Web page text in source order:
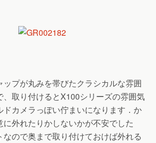
プが丸みを帯びたクラシカルな雰囲
、取り付けるとX100シリーズの雰囲気
ドカメラっぽい佇まいになります．か
外れたりかしないかが不安でした
なので奥まで取り付けておけば外れる